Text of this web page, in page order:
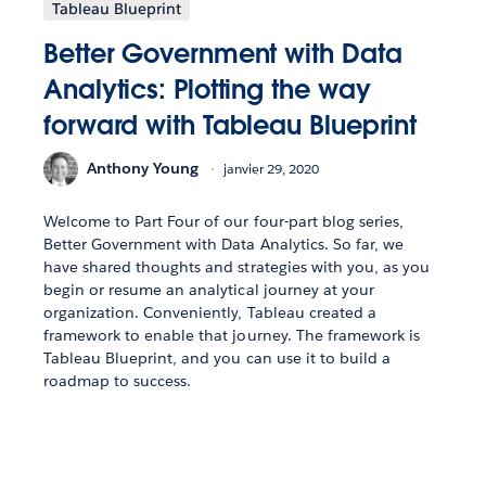
Tableau Blueprint
Better Government with Data
Analytics: Plotting the way
forward with Tableau Blueprint
Anthony Young janvier 29, 2020
Welcome to Part Four of our four-part blog series,
Better Government with Data Analytics. So far, we
have shared thoughts and strategies with you, as you
begin or resume an analytical journey at your
organization. Conveniently, Tableau created a
framework to enable that journey. The framework is
Tableau Blueprint, and you can use it to build a
roadmap to success.